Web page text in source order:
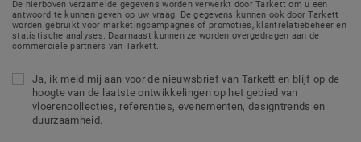
De hierboven verzamelde gegevens worden verwerkt door Tarkett om u een
antwoord te kunnen geven op uw vraag. De gegevens kunnen ook door Tarkett
worden gebruikt voor marketingcampagnes of promoties, klantrelatiebeheer en
statistische analyses. Daarnaast kunnen ze worden overgedragen aan de
commerciële partners van Tarkett.
Ja, ik meld mij aan voor de nieuwsbrief van Tarkett en blijf op de
hoogte van de laatste ontwikkelingen op het gebied van
vloerencollecties, referenties, evenementen, designtrends en
duurzaamheid.